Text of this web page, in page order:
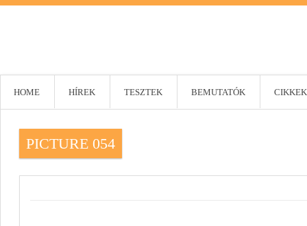
HOME HÍREK TESZTEK BEMUTATÓK CIKKEK
PICTURE 054